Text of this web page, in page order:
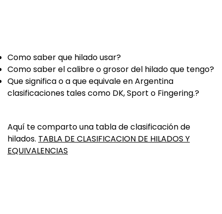
Como saber que hilado usar?
Como saber el calibre o grosor del hilado que tengo?
Que significa o a que equivale en Argentina
clasificaciones tales como DK, Sport o Fingering.?
Aquí te comparto una tabla de clasificación de
hilados. TABLA DE CLASIFICACION DE HILADOS Y
EQUIVALENCIAS